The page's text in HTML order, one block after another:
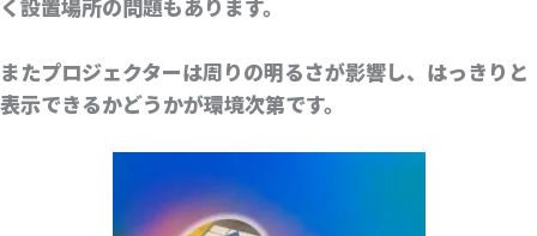
く設置場所の問題もあります。
またプロジェクターは周りの明るさが影響し、はっきりと
表示できるかどうかが環境次第です。